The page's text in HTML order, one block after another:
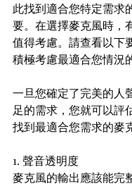
此找到適合您特定需求
要。在選擇麥克風時，
值得考慮。請查看以下
積極考慮最適合您情況
一旦您確定了完美的人
足的需求，您就可以評
找到最適合您需求的麥
1. 聲音透明度
麥克風的輸出應該能完